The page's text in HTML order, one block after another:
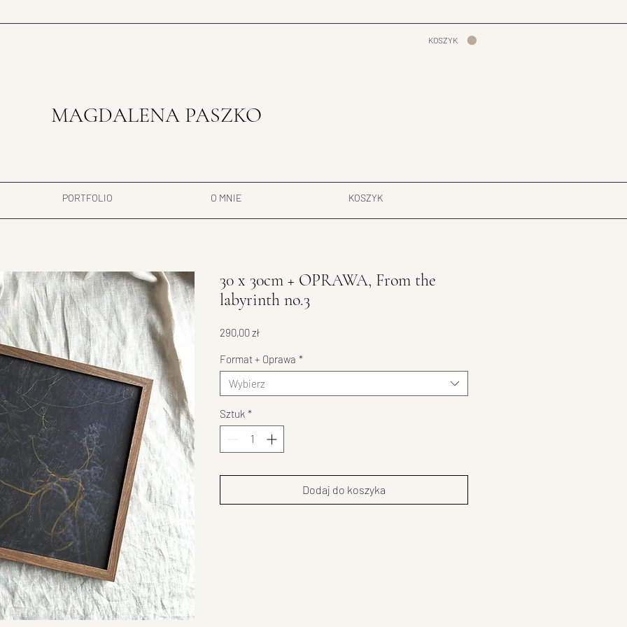
KOSZYK
MAGDALENA PASZKO
PORTFOLIO O MNIE KOSZYK
30 x 30cm + OPRAWA, From the
labyrinth no.3
290,00 złCena
Format + Oprawa *
Wybierz
Sztuk *
Dodaj do koszyka